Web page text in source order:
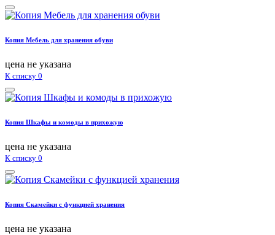
Копия Мебель для хранения обуви
цена не указана
К списку 0
Копия Шкафы и комоды в прихожую
цена не указана
К списку 0
Копия Скамейки с функцией хранения
цена не указана